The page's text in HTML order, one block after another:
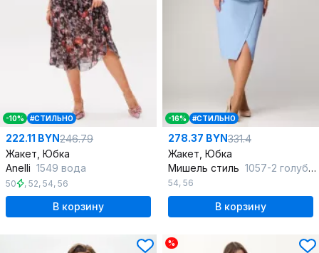
-10% #СТИЛЬНО
222.11 BYN246.79
Жакет, Юбка
Anelli 1549 вода
50 , 52, 54, 56
В корзину
-16% #СТИЛЬНО
278.37 BYN331.4
Жакет, Юбка
Мишель стиль 1057-2 голубой
54, 56
В корзину
%